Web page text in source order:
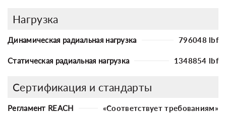
Нагрузка
Динамическая радиальная нагрузка 796048 lbf
Статическая радиальная нагрузка 1348854 lbf
Сертификация и стандарты
Регламент REACH «Соответствует требованиям»